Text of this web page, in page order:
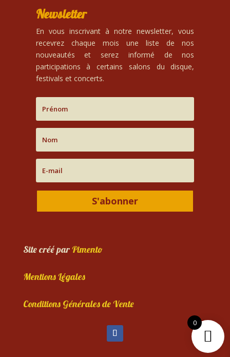
Newsletter
En vous inscrivant à notre newsletter, vous
recevrez chaque mois une liste de nos
nouveautés et serez informé de nos
participations à certains salons du disque,
festivals et concerts.
S'abonner
Site créé parPimento
Mentions Légales
Conditions Générales de Vente
0